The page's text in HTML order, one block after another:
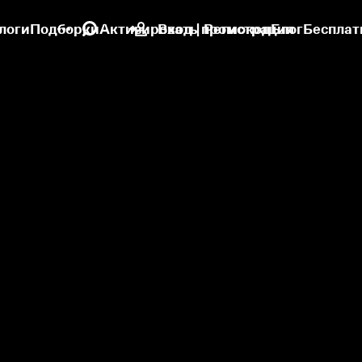
ПодборкиАктивировать промокодБлог
Вход | Регистрация